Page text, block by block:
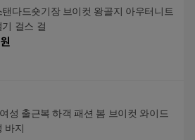
다드숏기장 브이컷 왕골지 아우터니트
걸스 걸
원
성 출근복 하객 패션 봄 브이컷 와이드
바지